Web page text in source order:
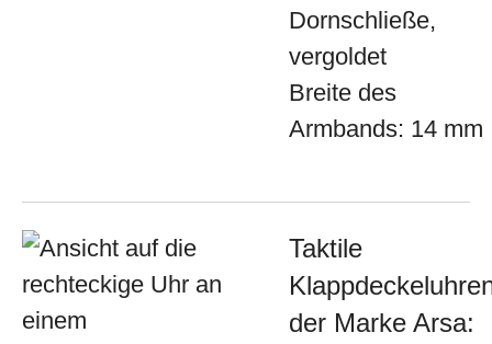
Dornschließe,
vergoldet
Breite des
Armbands: 14 mm
Taktile
der Marke Arsa: